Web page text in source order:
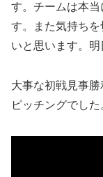
す。チームは本
す。また気持ち
いと思います。明
大事な初戦見事
ピッチングでした